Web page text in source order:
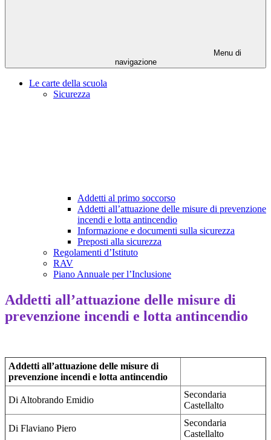
Menu di
navigazione
Le carte della scuola
Sicurezza
Addetti al primo soccorso
Addetti all’attuazione delle misure di prevenzione
incendi e lotta antincendio
Informazione e documenti sulla sicurezza
Preposti alla sicurezza
Regolamenti d’Istituto
RAV
Piano Annuale per l’Inclusione
Addetti all’attuazione delle misure di
prevenzione incendi e lotta antincendio
Addetti all’attuazione delle misure di
prevenzione incendi e lotta antincendio
Di Altobrando Emidio
Secondaria
Castellalto
Di Flaviano Piero
Secondaria
Castellalto